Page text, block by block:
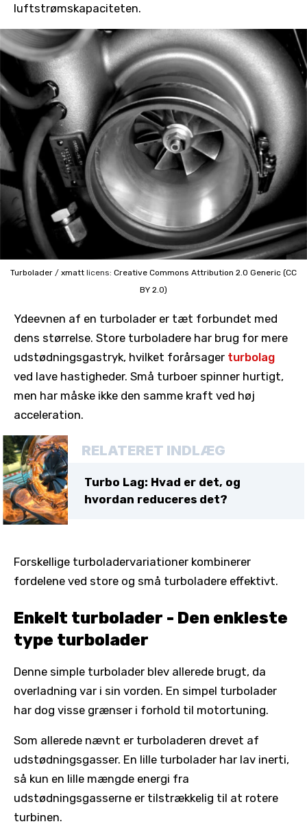
luftstrømskapaciteten.
Turbolader / xmatt licens: Creative Commons Attribution 2.0 Generic (CC
BY 2.0)
Ydeevnen af ​​en turbolader er tæt forbundet med
dens størrelse. Store turboladere har brug for mere
udstødningsgastryk, hvilket forårsager turbolag
ved lave hastigheder. Små turboer spinner hurtigt,
men har måske ikke den samme kraft ved høj
acceleration.
RELATERET INDLÆG
Turbo Lag: Hvad er det, og
hvordan reduceres det?
Forskellige turboladervariationer kombinerer
fordelene ved store og små turboladere effektivt.
Enkelt turbolader - Den enkleste
type turbolader
Denne simple turbolader blev allerede brugt, da
overladning var i sin vorden. En simpel turbolader
har dog visse grænser i forhold til motortuning.
Som allerede nævnt er turboladeren drevet af
udstødningsgasser. En lille turbolader har lav inerti,
så kun en lille mængde energi fra
udstødningsgasserne er tilstrækkelig til at rotere
turbinen.